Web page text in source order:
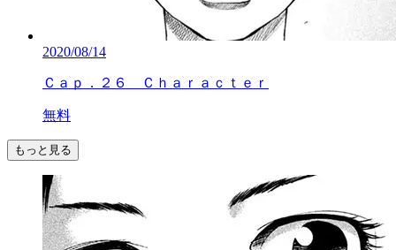
2020/08/14
Ｃａｐ．２６ Ｃｈａｒａｃｔｅｒ
無料
もっと見る